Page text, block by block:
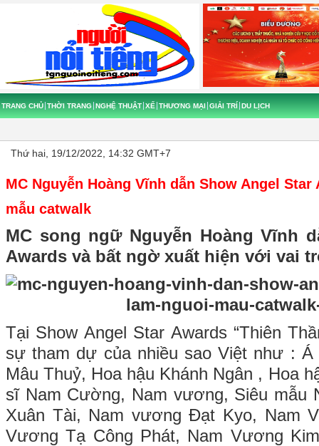
TRANG CHỦ THỜI TRANG NGHỆ THUẬT XẾ THƯƠNG MẠI GIẢI TRÍ DU LỊCH
Thứ hai, 19/12/2022, 14:32 GMT+7
MC Nguyễn Hoàng Vĩnh dẫn Show Angel
mẫu catwalk
MC song ngữ Nguyễn Hoàng Vĩnh
Awards và bất ngờ xuất hiện với vai
Tại Show Angel Star Awards “Thiên
sự tham dự của nhiều sao Việt như : Á
Mâu Thuỷ, Hoa hậu Khánh Ngân , Hoa
sĩ Nam Cường, Nam vương, Siêu mẫu
Xuân Tài, Nam vương Đạt Kyo, Nam
Vương Tạ Công Phát, Nam Vương